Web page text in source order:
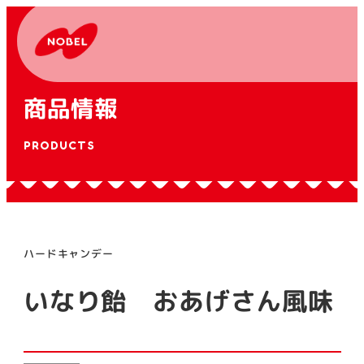
商品情報
PRODUCTS
ハードキャンデー
いなり飴 おあげさん風味